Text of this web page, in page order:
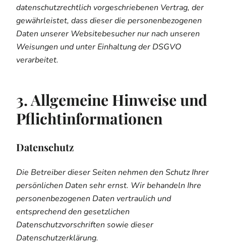
datenschutzrechtlich vorgeschriebenen Vertrag, der
gewährleistet, dass dieser die personenbezogenen
Daten unserer Websitebesucher nur nach unseren
Weisungen und unter Einhaltung der DSGVO
verarbeitet.
3. Allgemeine Hinweise und
Pflicht­informationen
Datenschutz
Die Betreiber dieser Seiten nehmen den Schutz Ihrer
persönlichen Daten sehr ernst. Wir behandeln Ihre
personenbezogenen Daten vertraulich und
entsprechend den gesetzlichen
Datenschutzvorschriften sowie dieser
Datenschutzerklärung.